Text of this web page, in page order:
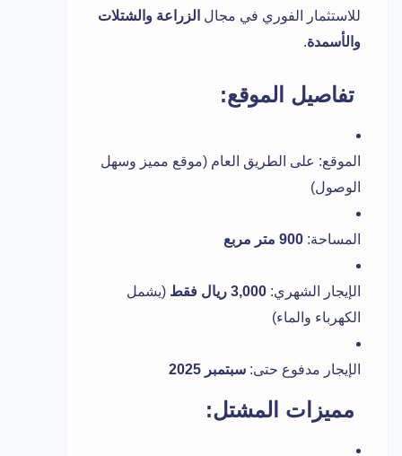
للاستثمار الفوري في مجال الزراعة والشتلات
والأسمدة.
تفاصيل الموقع:
الموقع: على الطريق العام (موقع مميز وسهل
الوصول)
المساحة: 900 متر مربع
الإيجار الشهري: 3,000 ريال فقط
(يشمل
الكهرباء والماء)
الإيجار مدفوع حتى: سبتمبر 2025
مميزات المشتل: